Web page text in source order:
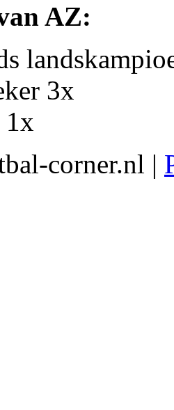
AZ:
3x
1x
corner.nl |